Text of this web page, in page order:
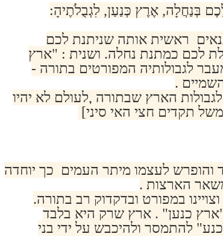
בְּנַחֲלָה, אֶרֶץ כְּנַעַן, לִגְבֻלֹתֶיהָ:
ראשית אותה שניתנת לכם
לכם כמתנת נחלה. ושנית : "ארץ
לגבולותיה המפורטים בתורה -
.
הארץ שבתורה ,לעולם לא יהיו
תקדים חצי האי סיני]
לעצמו מיתר העמים כך יוחדה
הארצות .
וצויינו במפורט ובדקדוק רב בתורה.
כנען" . ארץ שרק היא בלבד
להתמסר ולהיכבש על ידי בני